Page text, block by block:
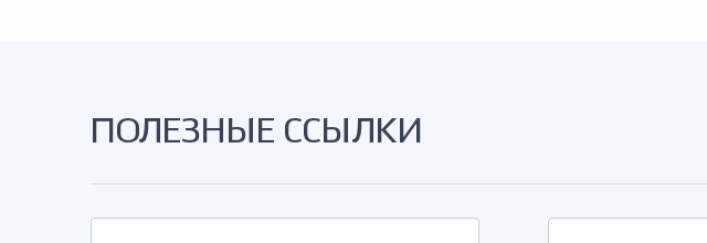
ПОЛЕЗНЫЕ ССЫЛКИ